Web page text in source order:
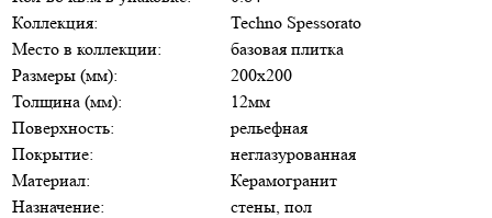
Коллекция:
Techno Spessorato
Место в коллекции:
базовая плитка
Размеры (мм):
200х200
Толщина (мм):
12мм
Поверхность:
рельефная
Покрытие:
неглазурованная
Материал:
Керамогранит
Назначение:
стены, пол